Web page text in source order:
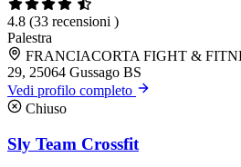
4.8 (33 recensioni )
Palestra
FRANCIACORTA FIGHT &
29, 25064 Gussago BS
Vedi profilo completo
Chiuso
Sly Team Crossfit